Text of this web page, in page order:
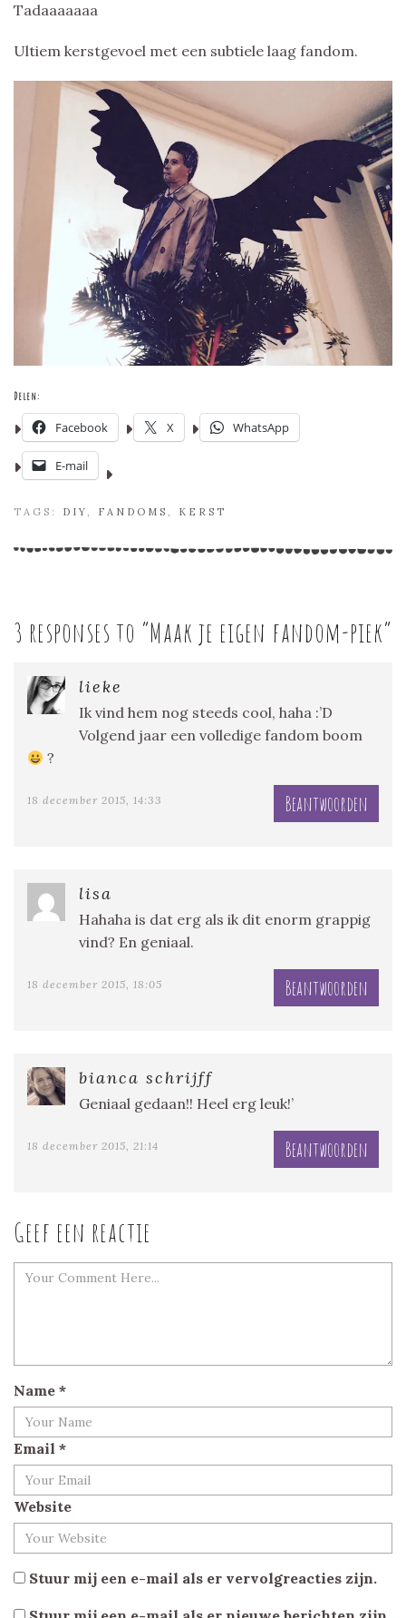
Tadaaaaaaa
Ultiem kerstgevoel met een subtiele laag fandom.
Delen:
Facebook X WhatsApp
E-mail
TAGS: DIY, FANDOMS , KERST
3 responses to “Maak je eigen fandom-piek”
lieke
Ik vind hem nog steeds cool, haha :’D
Volgend jaar een volledige fandom boom
?
18 december 2015, 14:33 Beantwoorden
lisa
Hahaha is dat erg als ik dit enorm grappig
vind? En geniaal.
18 december 2015, 18:05 Beantwoorden
bianca schrijff
Geniaal gedaan!! Heel erg leuk!’
18 december 2015, 21:14 Beantwoorden
Geef een reactie
Name *
Email *
Website
Stuur mij een e-mail als er vervolgreacties zijn.